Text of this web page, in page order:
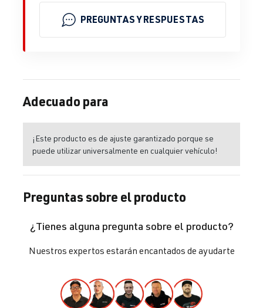
PREGUNTAS Y RESPUESTAS
Adecuado para
¡Este producto es de ajuste garantizado porque se
puede utilizar universalmente en cualquier vehículo!
Preguntas sobre el producto
¿Tienes alguna pregunta sobre el producto?
Nuestros expertos estarán encantados de ayudarte